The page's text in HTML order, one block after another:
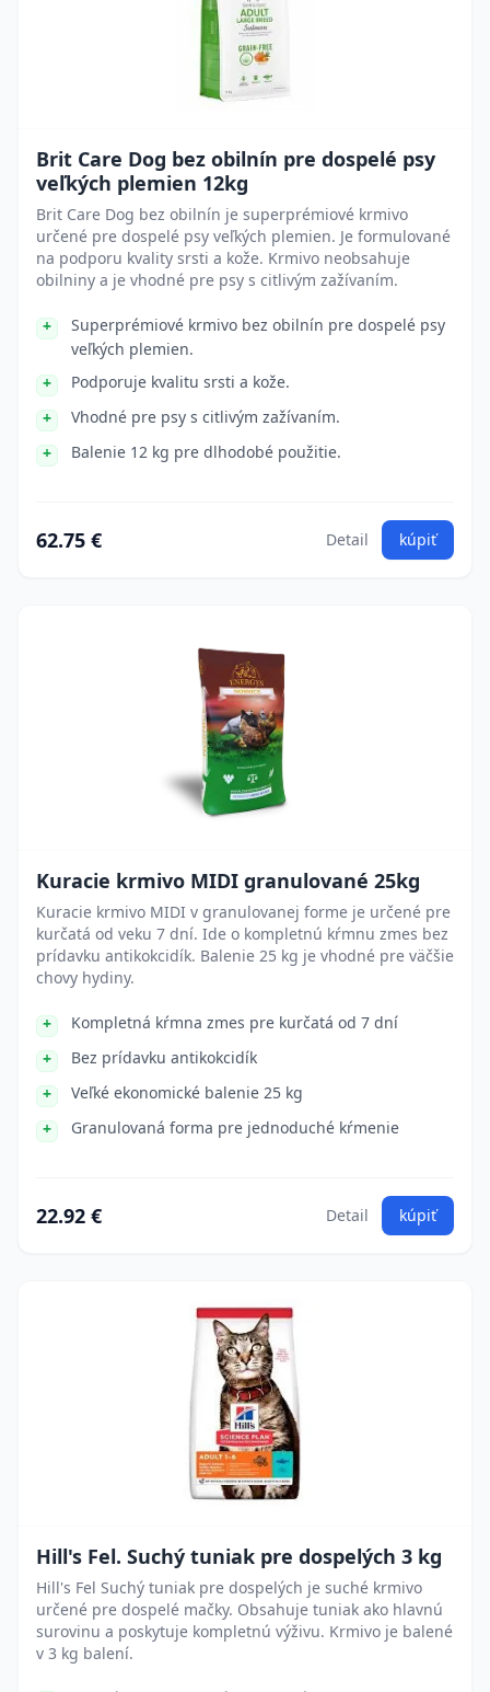
Brit Care Dog bez obilnín pre dospelé psy
veľkých plemien 12kg
Brit Care Dog bez obilnín je superprémiové krmivo
určené pre dospelé psy veľkých plemien. Je formulované
na podporu kvality srsti a kože. Krmivo neobsahuje
obilniny a je vhodné pre psy s citlivým zažívaním.
Superprémiové krmivo bez obilnín pre dospelé psy
veľkých plemien.
Podporuje kvalitu srsti a kože.
Vhodné pre psy s citlivým zažívaním.
Balenie 12 kg pre dlhodobé použitie.
62.75 € Detail kúpiť
Kuracie krmivo MIDI granulované 25kg
Kuracie krmivo MIDI v granulovanej forme je určené pre
kurčatá od veku 7 dní. Ide o kompletnú kŕmnu zmes bez
prídavku antikokcidík. Balenie 25 kg je vhodné pre väčšie
chovy hydiny.
Kompletná kŕmna zmes pre kurčatá od 7 dní
Bez prídavku antikokcidík
Veľké ekonomické balenie 25 kg
Granulovaná forma pre jednoduché kŕmenie
22.92 € Detail kúpiť
Hill's Fel. Suchý tuniak pre dospelých 3 kg
Hill's Fel Suchý tuniak pre dospelých je suché krmivo
určené pre dospelé mačky. Obsahuje tuniak ako hlavnú
surovinu a poskytuje kompletnú výživu. Krmivo je balené
v 3 kg balení.